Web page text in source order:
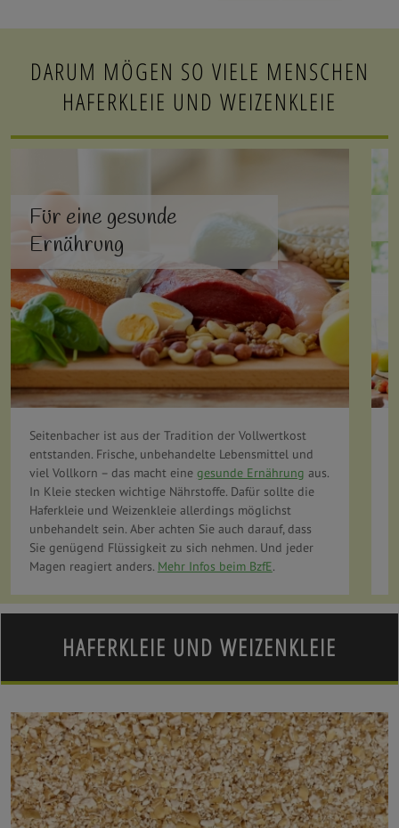
DARUM MÖGEN SO VIELE MENSCHEN
HAFERKLEIE UND WEIZENKLEIE
Für eine gesunde
Ernährung
Seitenbacher ist aus der Tradition der Vollwertkost
entstanden. Frische, unbehandelte Lebensmittel und
viel Vollkorn – das macht eine gesunde Ernährung aus.
In Kleie stecken wichtige Nährstoffe. Dafür sollte die
Haferkleie und Weizenkleie allerdings möglichst
unbehandelt sein. Aber achten Sie auch darauf, dass
Sie genügend Flüssigkeit zu sich nehmen. Und jeder
Magen reagiert anders. Mehr Infos beim BzfE.
HAFERKLEIE UND WEIZENKLEIE